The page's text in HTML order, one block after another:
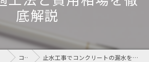
底解説
コラム 止水工事でコンクリートの漏水を防ぐ最適工法と費用相場を徹底解説